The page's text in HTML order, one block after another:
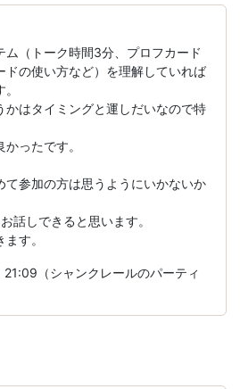
ム（トーク時間3分、プロフカード
ドの使い方など）を理解していれば
かはタイミングと運しだいなので特
ったです。
て参加の方は思うようにいかないか
話しできると思います。
す。
（シャンクレールのパーティ